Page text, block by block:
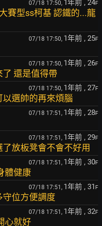
07/18 17:50, 1年前 , 24F
賽型ss柯基 認鐵的...龍
07/18 17:50, 1年前 , 25F
07/18 17:50, 1年前 , 26F
還是值得帶
07/18 17:50, 1年前 , 27F
選帥的再來煩腦
07/18 17:51, 1年前 , 28F
07/18 17:51, 1年前 , 29F
放板凳會不會不好用
07/18 17:51, 1年前 , 30F
體健康
07/18 17:51, 1年前 , 31 F
位方便調度
07/18 17:51, 1年前 , 32F
心就好